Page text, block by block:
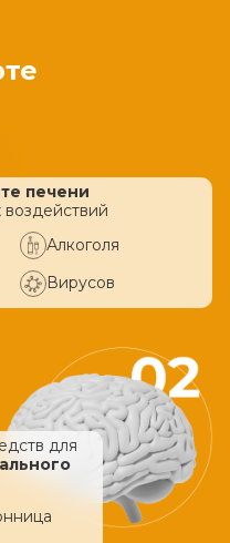
печени
воздействий
Алкоголя
Вирусов
для